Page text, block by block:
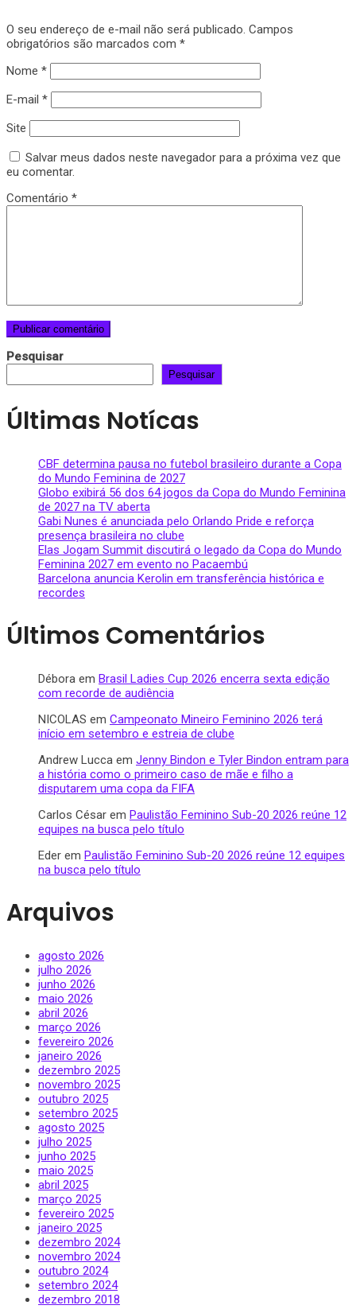
O seu endereço de e-mail não será publicado. Campos
obrigatórios são marcados com *
Nome *
E-mail *
Site
Salvar meus dados neste navegador para a próxima vez que
eu comentar.
Comentário *
Pesquisar
Pesquisar
Últimas Notícas
CBF determina pausa no futebol brasileiro durante a Copa
do Mundo Feminina de 2027
Globo exibirá 56 dos 64 jogos da Copa do Mundo Feminina
de 2027 na TV aberta
Gabi Nunes é anunciada pelo Orlando Pride e reforça
presença brasileira no clube
Elas Jogam Summit discutirá o legado da Copa do Mundo
Feminina 2027 em evento no Pacaembú
Barcelona anuncia Kerolin em transferência histórica e
recordes
Últimos Comentários
Débora em Brasil Ladies Cup 2026 encerra sexta edição
com recorde de audiência
NICOLAS em Campeonato Mineiro Feminino 2026 terá
início em setembro e estreia de clube
Andrew Lucca em Jenny Bindon e Tyler Bindon entram para
a história como o primeiro caso de mãe e filho a
disputarem uma copa da FIFA
Carlos César em Paulistão Feminino Sub-20 2026 reúne 12
equipes na busca pelo título
Eder em Paulistão Feminino Sub-20 2026 reúne 12 equipes
na busca pelo título
Arquivos
agosto 2026
julho 2026
junho 2026
maio 2026
abril 2026
março 2026
fevereiro 2026
janeiro 2026
dezembro 2025
novembro 2025
outubro 2025
setembro 2025
agosto 2025
julho 2025
junho 2025
maio 2025
abril 2025
março 2025
fevereiro 2025
janeiro 2025
dezembro 2024
novembro 2024
outubro 2024
setembro 2024
dezembro 2018